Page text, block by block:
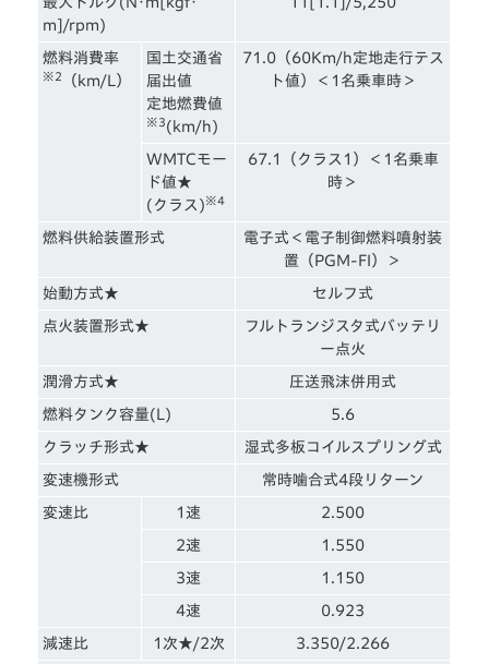
m]/rpm)
燃料消費率
※2 （km/L）
国土交通省
届出値
定地燃費値
※3 (km/h)
71.0（60Km/h定地走行テス
ト値）＜1名乗車時＞
WMTCモー
ド値★
(クラス) ※4
67.1（クラス1）＜1名乗車
時＞
燃料供給装置形式
電子式＜電子制御燃料噴射装
置（PGM-FI）＞
始動方式★ セルフ式
点火装置形式★
フルトランジスタ式バッテリ
ー点火
潤滑方式★ 圧送飛沫併用式
燃料タンク容量(L) 5.6
クラッチ形式★ 湿式多板コイルスプリング式
変速機形式 常時噛合式4段リターン
変速比 1速 2.500
2速 1.550
3速 1.150
4速 0.923
減速比 1次★/2次 3.350/2.266